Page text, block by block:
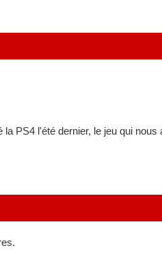
la PS4 l'été dernier, le jeu qui